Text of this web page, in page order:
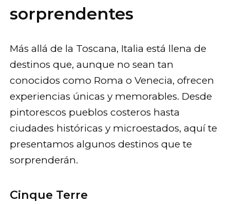
sorprendentes
Más allá de la Toscana, Italia está llena de
destinos que, aunque no sean tan
conocidos como Roma o Venecia, ofrecen
experiencias únicas y memorables. Desde
pintorescos pueblos costeros hasta
ciudades históricas y microestados, aquí te
presentamos algunos destinos que te
sorprenderán.
Cinque Terre